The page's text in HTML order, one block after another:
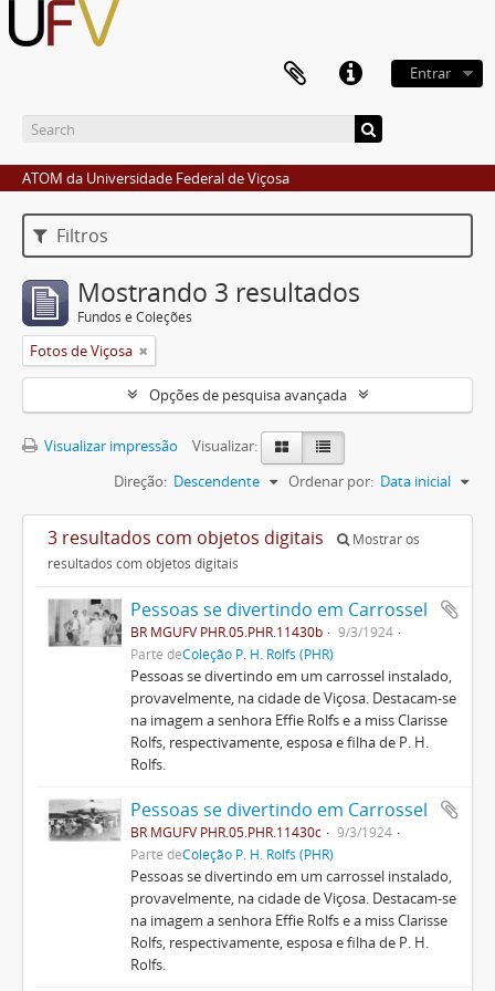
Entrar
ATOM da Universidade Federal de Viçosa
Filtros
Mostrando 3 resultados
Fundos e Coleções
Fotos de Viçosa
Opções de pesquisa avançada
Visualizar impressão
Visualizar:
Ordenar por: Data inicial
Direção: Descendente
3 resultados com objetos digitais
Mostrar os
resultados com objetos digitais
Pessoas se divertindo em Carrossel
BR MGUFV PHR.05.PHR.11430b
9/3/1924
Parte deColeção P. H. Rolfs (PHR)
Pessoas se divertindo em um carrossel instalado,
provavelmente, na cidade de Viçosa. Destacam-se
na imagem a senhora Effie Rolfs e a miss Clarisse
Rolfs, respectivamente, esposa e filha de P. H.
Rolfs.
Pessoas se divertindo em Carrossel
BR MGUFV PHR.05.PHR.11430c
9/3/1924
Parte deColeção P. H. Rolfs (PHR)
Pessoas se divertindo em um carrossel instalado,
provavelmente, na cidade de Viçosa. Destacam-se
na imagem a senhora Effie Rolfs e a miss Clarisse
Rolfs, respectivamente, esposa e filha de P. H.
Rolfs.